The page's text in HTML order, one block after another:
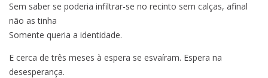
Sem saber se poderia infiltrar-se no recinto sem calças, afinal
não as tinha
Somente queria a identidade.
E cerca de três meses à espera se esvaíram. Espera na
desesperança.